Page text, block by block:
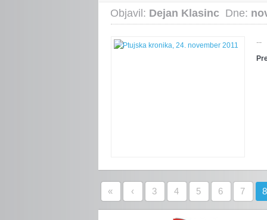
Objavil: Dejan Klasinc Dne:
« ‹ 3 4 5 6 7 8